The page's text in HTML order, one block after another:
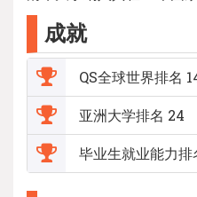
成就
QS全球世界排名
亚洲大学排名 24
毕业生就业能力排